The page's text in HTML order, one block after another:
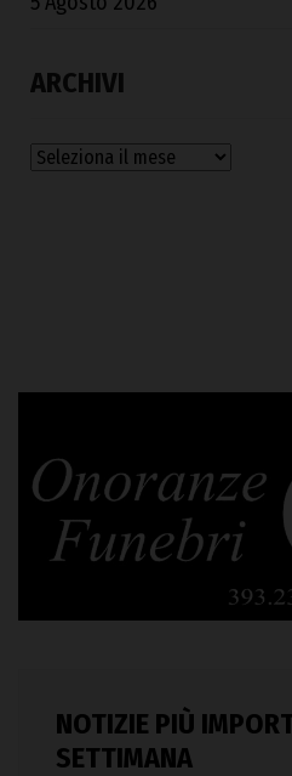
ARCHIVI
Archivi
NOTIZIE PIÙ
SETTIMANA